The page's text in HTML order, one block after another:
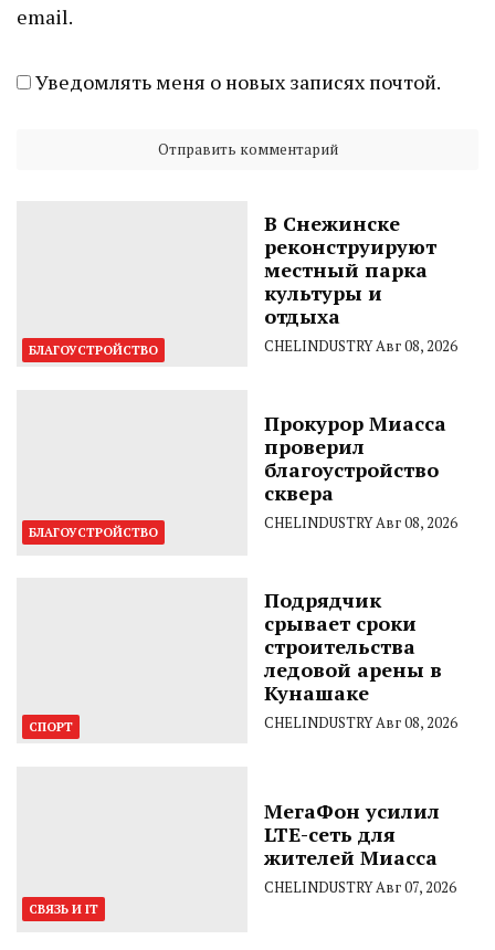
email.
Уведомлять меня о новых записях почтой.
БЛАГОУСТРОЙСТВО
В Снежинске
реконструируют
местный парка
культуры и
отдыха
CHELINDUSTRYАвг 08, 2026
БЛАГОУСТРОЙСТВО
Прокурор Миасса
проверил
благоустройство
сквера
CHELINDUSTRYАвг 08, 2026
СПОРТ
Подрядчик
срывает сроки
строительства
ледовой арены в
Кунашаке
CHELINDUSTRYАвг 08, 2026
СВЯЗЬ И IT
МегаФон усилил
LTE-сеть для
жителей Миасса
CHELINDUSTRYАвг 07, 2026